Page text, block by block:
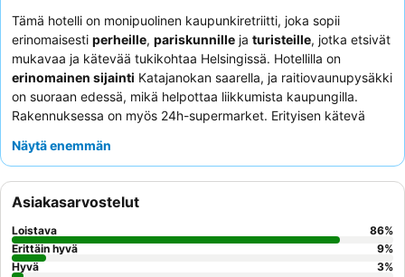
Tämä hotelli on monipuolinen kaupunkiretriitti, joka sopii
erinomaisesti perheille, pariskunnille ja turisteille, jotka etsivät
mukavaa ja kätevää tukikohtaa Helsingissä. Hotellilla on
erinomainen sijainti Katajanokan saarella, ja raitiovaunupysäkki
on suoraan edessä, mikä helpottaa liikkumista kaupungilla.
Rakennuksessa on myös 24h-supermarket. Erityisen kätevä
pesukone/kuivausrumpu-yksiköt, jotka sopivat täydellisesti
reagoivaa
monipuolisia ruokailumahdollisuuksia. Todella rentouttavan
kokemuksen saamiseksi harkitse huoneiston varaamista omalla
saunalla.
Näytä enemmän
Asiakasarvostelut
Loistava 86%
Erittäin hyvä
9%
Hyvä
3%